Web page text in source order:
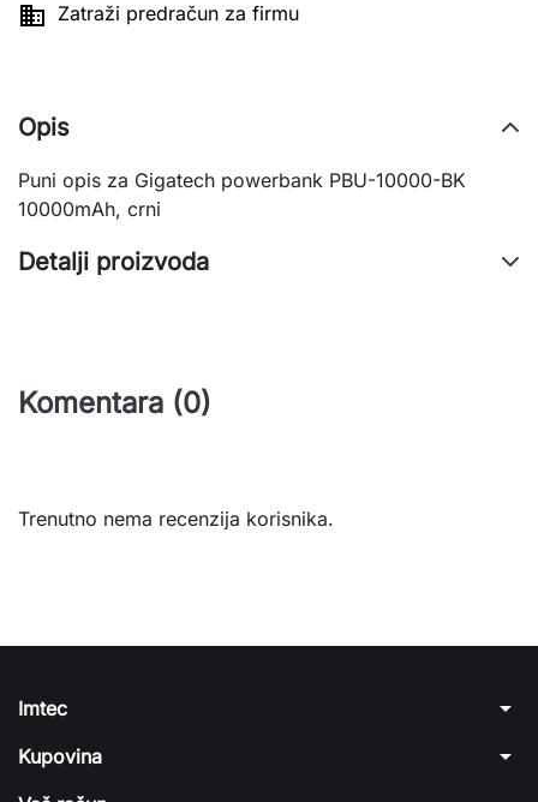
 Zatraži predračun za firmu
Opis
Puni opis za Gigatech powerbank PBU-10000-BK
10000mAh, crni
Detalji proizvoda
Komentara (0)
Trenutno nema recenzija korisnika.
Imtec arrow_drop_down
Kupovina arrow_drop_down